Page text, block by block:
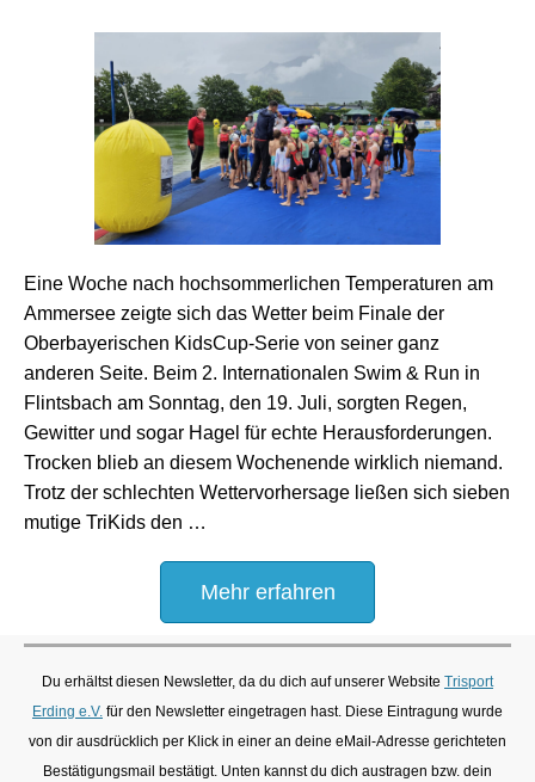
Eine Woche nach hochsommerlichen Temperaturen am
Ammersee zeigte sich das Wetter beim Finale der
Oberbayerischen KidsCup-Serie von seiner ganz
anderen Seite. Beim 2. Internationalen Swim & Run in
Flintsbach am Sonntag, den 19. Juli, sorgten Regen,
Gewitter und sogar Hagel für echte Herausforderungen.
Trocken blieb an diesem Wochenende wirklich niemand.
Trotz der schlechten Wettervorhersage ließen sich sieben
mutige TriKids den …
Mehr erfahren
Du erhältst diesen Newsletter, da du dich auf unserer Website Trisport
Erding e.V. für den Newsletter eingetragen hast. Diese Eintragung wurde
von dir ausdrücklich per Klick in einer an deine eMail-Adresse gerichteten
Bestätigungsmail bestätigt. Unten kannst du dich austragen bzw. dein